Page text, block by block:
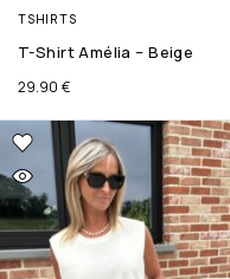
TSHIRTS
T-Shirt Amélia – Beige
29.90 €